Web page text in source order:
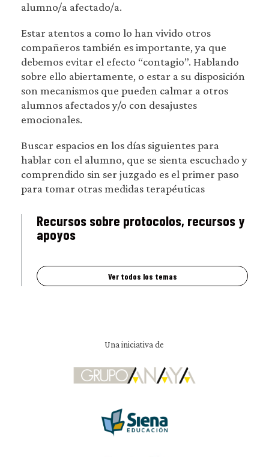
alumno/a afectado/a.
Estar atentos a como lo han vivido otros
compañeros también es importante, ya que
debemos evitar el efecto “contagio”. Hablando
sobre ello abiertamente, o estar a su disposición
son mecanismos que pueden calmar a otros
alumnos afectados y/o con desajustes
emocionales.
Buscar espacios en los días siguientes para
hablar con el alumno, que se sienta escuchado y
comprendido sin ser juzgado es el primer paso
para tomar otras medidas terapéuticas
Recursos sobre protocolos, recursos y
apoyos
Ver todos los temas
Una iniciativa de